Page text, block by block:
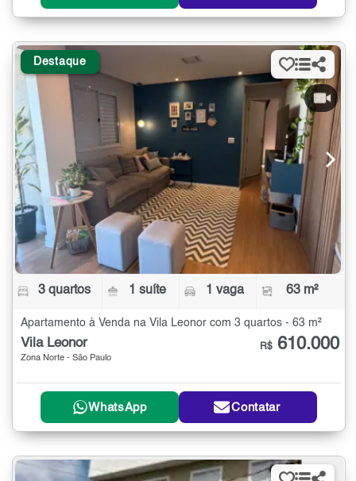
Destaque
3 quartos 1 suíte 1 vaga 63 m²
Apartamento à Venda na Vila Leonor com 3 quartos - 63 m²
Vila Leonor
Zona Norte - São Paulo
R$ 610.000
WhatsApp Contatar